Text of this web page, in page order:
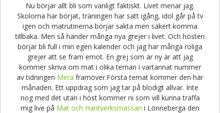
Nu börjar allt bli som vanligt faktiskt. Livet menar jag.
Skolorna har börjat, träningen har satt igång, idol går på tv
igen och matrutinerna börjar sakta men säkert komma
tillbaka. Men så händer många nya grejer i livet. Och hösten
börjar bli full i min egen kalender och jag har många roliga
grejer att se fram emot. En grej som är ny är att jag
kommer skriva om mat i olika teman i vartannat nummer
av tidningen Mera framöver.Första temat kommer den här
månaden. Ett uppdrag som jag tar på blodigt allvar. Inte
nog med det utan i höst kommer ni som vill kunna träffa
mig live på Mat och Hantverksmässan i Lönneberga den